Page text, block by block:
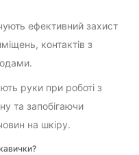
ефективний захист
контактів з
руки при роботі з
та запобігаючи
на шкіру.